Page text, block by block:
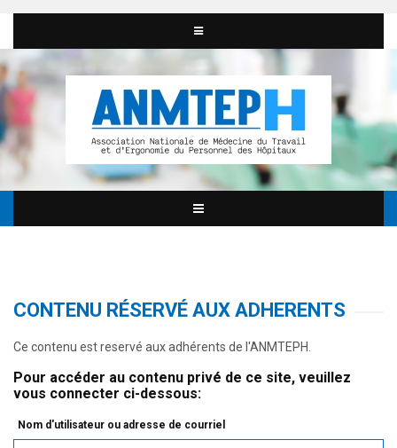
CONTENU RÉSERVÉ AUX ADHERENTS
Ce contenu est reservé aux adhérents de l'ANMTEPH.
Pour accéder au contenu privé de ce site, veuillez
vous connecter ci-dessous:
Nom d'utilisateur ou adresse de courriel